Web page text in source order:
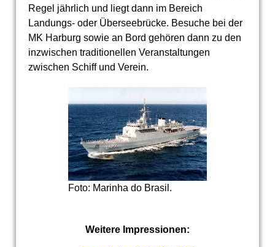
Regel jährlich und liegt dann im Bereich
Landungs- oder Überseebrücke. Besuche bei der
MK Harburg sowie an Bord gehören dann zu den
inzwischen traditionellen Veranstaltungen
zwischen Schiff und Verein.
Foto: Marinha do Brasil.
Weitere Impressionen: